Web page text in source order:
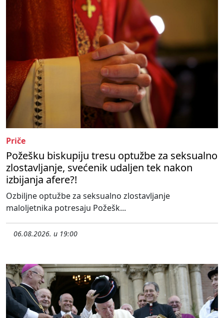
Priče
Požešku biskupiju tresu optužbe za seksualno
zlostavljanje, svećenik udaljen tek nakon
izbijanja afere?!
Ozbiljne optužbe za seksualno zlostavljanje
maloljetnika potresaju Požešk...
06.08.2026. u 19:00